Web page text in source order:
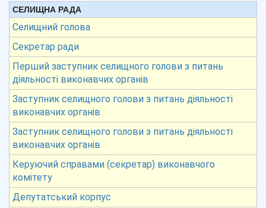
СЕЛИЩНА РАДА
Селищний голова
Секретар ради
Перший заступник селищного голови з питань
діяльності виконавчих органів
Заступник селищного голови з питань діяльності
виконавчих органів
Заступник селищного голови з питань діяльності
виконавчих органів
Керуючий справами (секретар) виконавчого
комітету
Депутатський корпус